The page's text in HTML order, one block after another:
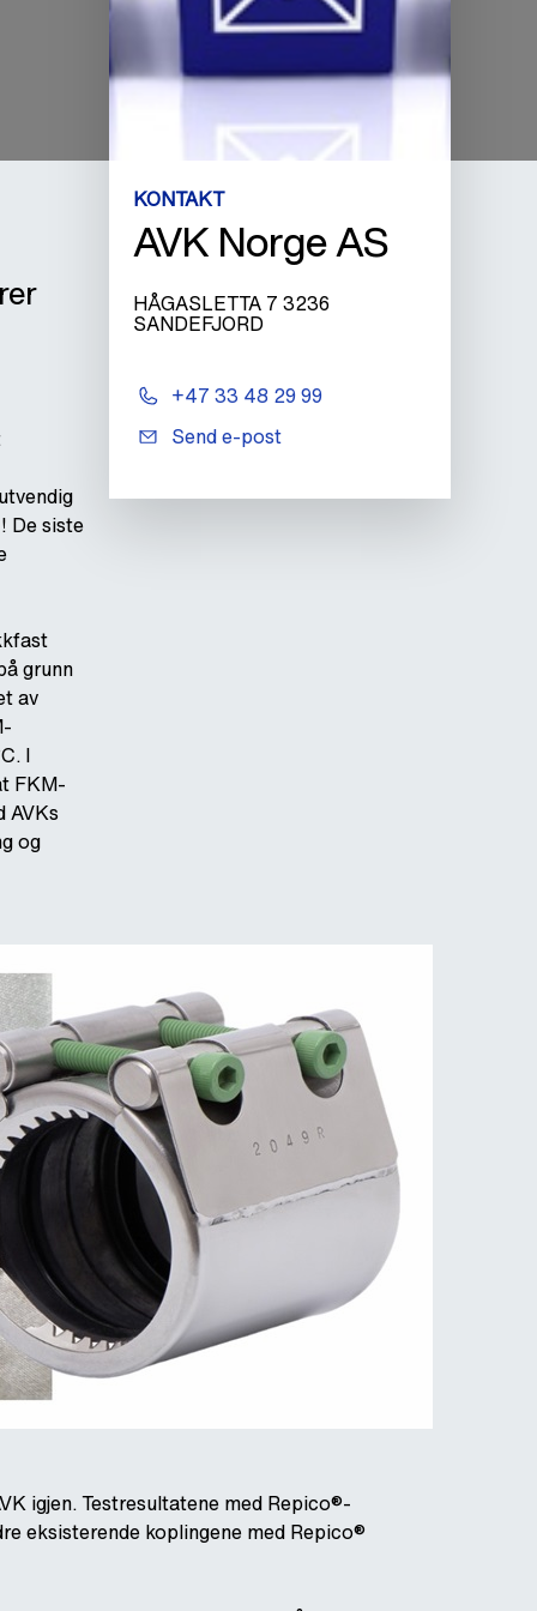
KONTAKT
AVK Norge AS
HÅGASLETTA 7 3236
SANDEFJORD
+47 33 48 29 99
Send e-post
De siste
grunn
av
I
FKM-
AVKs
og
igjen. Testresultatene med Repico®-
eksisterende koplingene med Repico®